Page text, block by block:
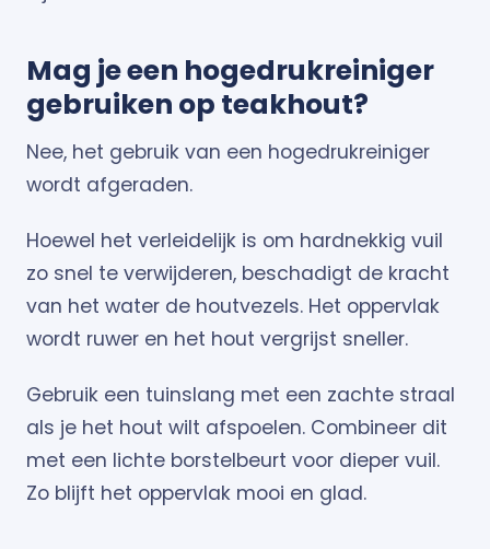
Mag je een hogedrukreiniger
gebruiken op teakhout?
Nee, het gebruik van een hogedrukreiniger
wordt afgeraden.
Hoewel het verleidelijk is om hardnekkig vuil
zo snel te verwijderen, beschadigt de kracht
van het water de houtvezels. Het oppervlak
wordt ruwer en het hout vergrijst sneller.
Gebruik een tuinslang met een zachte straal
als je het hout wilt afspoelen. Combineer dit
met een lichte borstelbeurt voor dieper vuil.
Zo blijft het oppervlak mooi en glad.